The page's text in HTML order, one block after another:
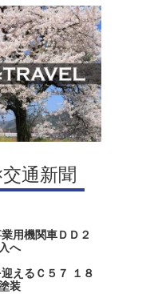
通新聞
用機関車ＤＤ２
へ
えるＣ５７ １８
装